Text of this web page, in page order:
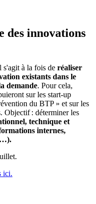
des innovations
s'agit à la fois de réaliser
existants dans le
demande. Pour cela,
sur les start-up
du BTP » et sur les
Objectif : déterminer les
technique et
internes,
ici.